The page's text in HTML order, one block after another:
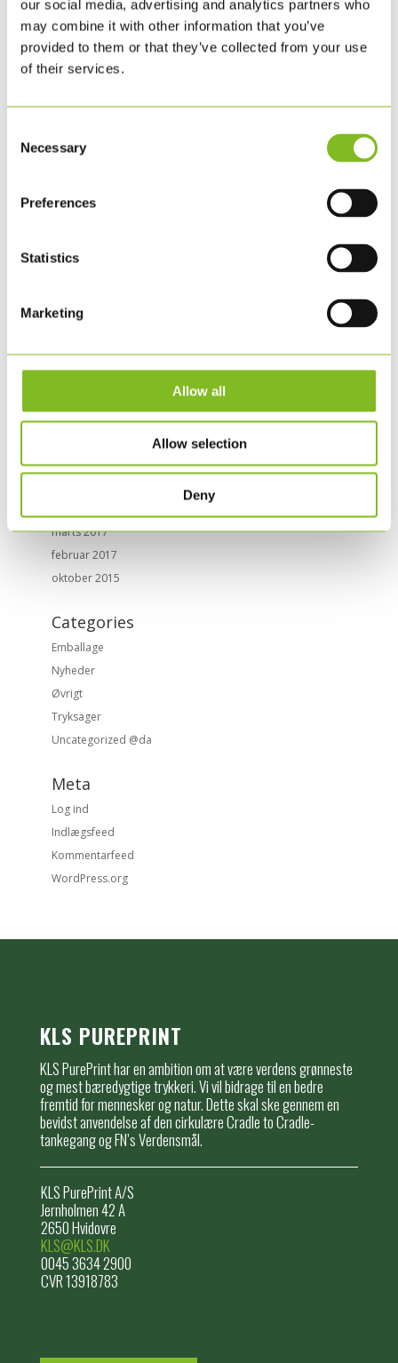
our social media, advertising and analytics partners who
may combine it with other information that you’ve
provided to them or that they’ve collected from your use
of their services.
Selection
Necessary
Preferences
Statistics
Marketing
Allow all
Allow selection
Deny
november 2020
september 2020
juni 2020
februar 2019
november 2018
maj 2018
januar 2018
september 2017
juni 2017
marts 2017
februar 2017
oktober 2015
Categories
Emballage
Nyheder
Øvrigt
Tryksager
Uncategorized @da
Meta
Log ind
Indlægsfeed
Kommentarfeed
WordPress.org
KLS PUREPRINT
KLS PurePrint har en ambition om at være verdens grønneste
og mest bæredygtige trykkeri. Vi vil bidrage til en bedre
fremtid for mennesker og natur. Dette skal ske gennem en
bevidst anvendelse af den cirkulære Cradle to Cradle-
tankegang og FN’s Verdensmål.
KLS PurePrint A/S
Jernholmen 42 A
2650 Hvidovre
KLS@KLS.DK
0045 3634 2900
CVR 13918783